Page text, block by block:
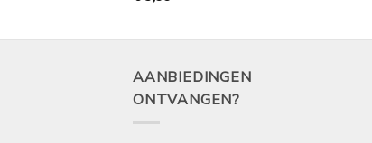
AANBIEDINGEN
ONTVANGEN?